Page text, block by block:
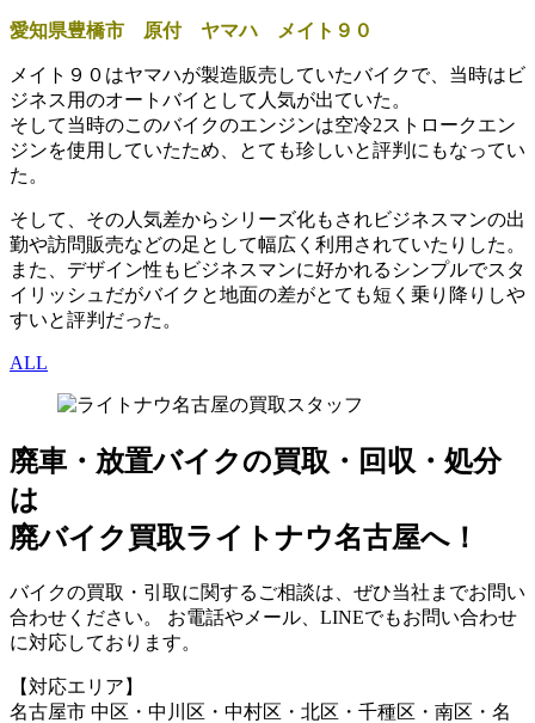
愛知県豊橋市 原付 ヤマハ メイト９０
メイト９０はヤマハが製造販売していたバイクで、当時はビ
ジネス用のオートバイとして人気が出ていた。
そして当時のこのバイクのエンジンは空冷2ストロークエン
ジンを使用していたため、とても珍しいと評判にもなってい
た。
そして、その人気差からシリーズ化もされビジネスマンの出
勤や訪問販売などの足として幅広く利用されていたりした。
また、デザイン性もビジネスマンに好かれるシンプルでスタ
イリッシュだがバイクと地面の差がとても短く乗り降りしや
すいと評判だった。
ALL
廃車・放置バイクの買取・回収・処分
は
廃バイク買取ライトナウ名古屋へ！
バイクの買取・引取に関するご相談は、ぜひ当社までお問い
合わせください。 お電話やメール、LINEでもお問い合わせ
に対応しております。
【対応エリア】
名古屋市 中区・中川区・中村区・北区・千種区・南区・名